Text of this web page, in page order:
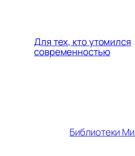
Для тех, кто утомился
современностью
Библиотеки